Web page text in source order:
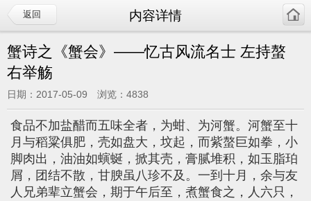
内容详情
返回
蟹诗之《蟹会》——忆古风流名士 左持螯
右举觞
日期：2017-05-09 浏览：4838
食品不加盐醋而五味全者，为蚶、为河蟹。河蟹至十
月与稻粱俱肥，壳如盘大，坟起，而紫螯巨如拳，小
脚肉出，油油如螾蜒，掀其壳，膏腻堆积，如玉脂珀
屑，团结不散，甘腴虽八珍不及。一到十月，余与友
人兄弟辈立蟹会，期于午后至，煮蟹食之，人六只，